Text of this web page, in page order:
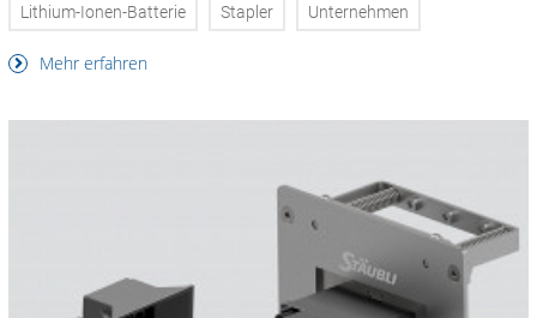
Lithium-Ionen-Batterie Stapler Unternehmen
Mehr erfahren